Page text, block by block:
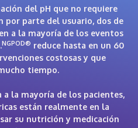
del pH que no requiere
por parte del usuario, dos de
a la mayoría de los eventos
NGPOD® reduce hasta en un 60
costosas y que
tiempo.
la mayoría de los pacientes,
están realmente en la
su nutrición y medicación